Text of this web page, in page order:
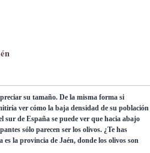
su tamaño. De la misma forma si
ver cómo la baja densidad de su población
sur de España se puede ver que hacia abajo
sólo parecen ser los olivos. ¿Te has
la provincia de Jaén, donde los olivos son